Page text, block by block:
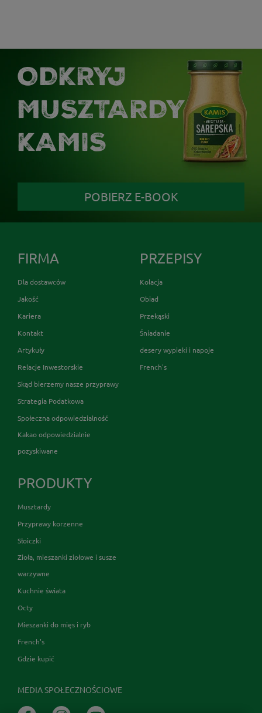
ODKRYJ
MUSZTARDY
KAMIS
POBIERZ E-BOOK
FIRMA
Dla dostawców
Jakość
Kariera
Kontakt
Artykuły
Relacje Inwestorskie
Skąd bierzemy nasze przyprawy
Strategia Podatkowa
Społeczna odpowiedzialność
Kakao odpowiedzialnie
pozyskiwane
PRZEPISY
Kolacja
Obiad
Przekąski
Śniadanie
desery wypieki i napoje
French's
PRODUKTY
Musztardy
Przyprawy korzenne
Słoiczki
Zioła, mieszanki ziołowe i susze
warzywne
Kuchnie świata
Octy
Mieszanki do mięs i ryb
French's
Gdzie kupić
MEDIA SPOŁECZNOŚCIOWE